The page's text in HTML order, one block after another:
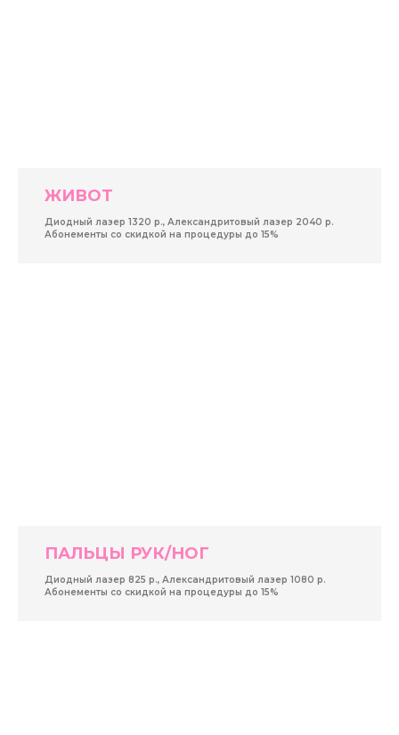
ЖИВОТ
Диодный лазер 1320 р., Александритовый лазер 2040 р.
Абонементы со скидкой на процедуры до 15%
ПАЛЬЦЫ РУК/НОГ
Диодный лазер 825 р., Александритовый лазер 1080 р.
Абонементы со скидкой на процедуры до 15%